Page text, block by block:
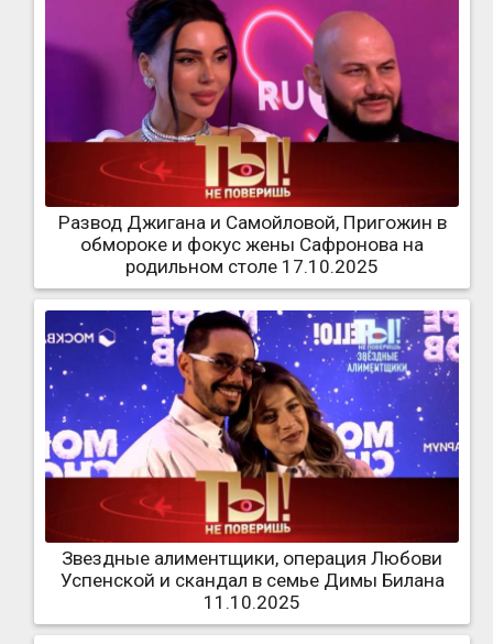
Развод Джигана и Самойловой, Пригожин в
обмороке и фокус жены Сафронова на
родильном столе 17.10.2025
Звездные алиментщики, операция Любови
Успенской и скандал в семье Димы Билана
11.10.2025